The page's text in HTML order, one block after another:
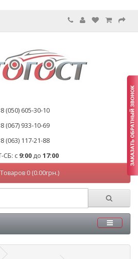
(050) 605-30-10
(067) 933-10-69
(063) 117-21-88
СБ: с 9:00 до 17:00
Товаров 0 (0.00грн.)